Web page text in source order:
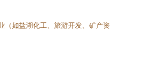
（如盐湖化工、旅游开发、矿产资